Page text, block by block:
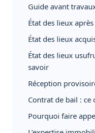
Guide avant
État des lieux
État des lieux
État des lieux
savoir
Réception
Contrat de bail : ce
Pourquoi faire